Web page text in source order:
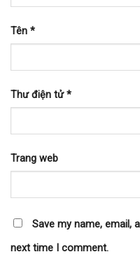
Tên *
Thư điện tử*
Trang web
Save my name, email,
next time I comment.